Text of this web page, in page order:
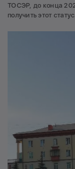
ТОСЭР, до конца
получить этот статус.